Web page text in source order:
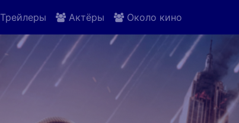
Трейлеры Актёры Около кино